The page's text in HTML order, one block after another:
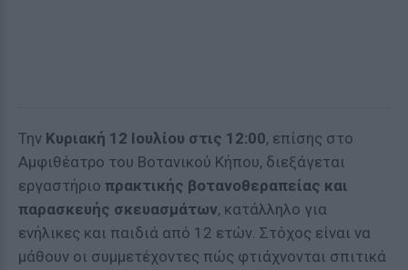
Την Κυριακή 12 Ιουλίου στις 12:00, επίσης στο
Αμφιθέατρο του Βοτανικού Κήπου, διεξάγεται
εργαστήριο πρακτικής βοτανοθεραπείας και
παρασκευής σκευασμάτων, κατάλληλο για
ενήλικες και παιδιά από 12 ετών. Στόχος είναι να
μάθουν οι συμμετέχοντες πώς φτιάχνονται σπιτικά